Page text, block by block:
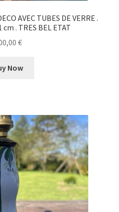
AVEC TUBES DE VERRE .
cm . TRES BEL ETAT
€
Now